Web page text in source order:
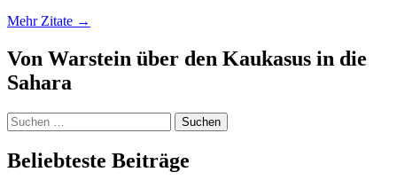
Mehr Zitate →
Von Warstein über den Kaukasus in die
Sahara
Suchen
nach:
Beliebteste Beiträge